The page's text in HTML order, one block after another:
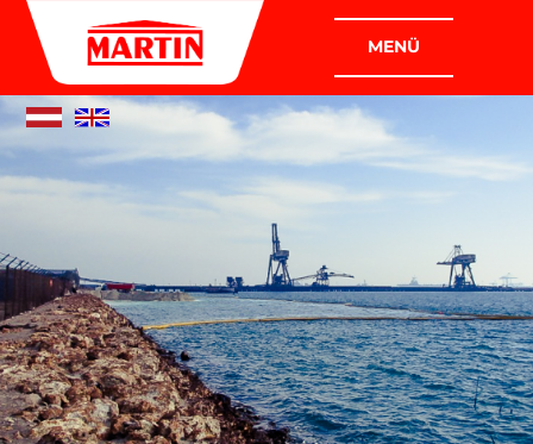
MARTIN ANLAGENBAU GMBH
MARTIN INDUSTRIE- UND
MONTAGEBAU GMBH
DAS UNTERNEHMEN
WER WIR SIND
WAS WIR MACHEN